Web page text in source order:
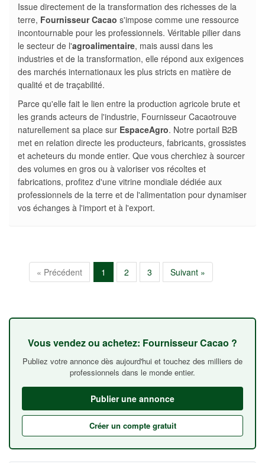
Issue directement de la transformation des richesses de la
terre, Fournisseur Cacao s'impose comme une ressource
incontournable pour les professionnels. Véritable pilier dans
le secteur de l'agroalimentaire, mais aussi dans les
industries et de la transformation, elle répond aux exigences
des marchés internationaux les plus stricts en matière de
qualité et de traçabilité.
Parce qu'elle fait le lien entre la production agricole brute et
les grands acteurs de l'industrie, Fournisseur Cacaotrouve
naturellement sa place sur EspaceAgro. Notre portail B2B
met en relation directe les producteurs, fabricants, grossistes
et acheteurs du monde entier. Que vous cherchiez à sourcer
des volumes en gros ou à valoriser vos récoltes et
fabrications, profitez d'une vitrine mondiale dédiée aux
professionnels de la terre et de l'alimentation pour dynamiser
vos échanges à l'import et à l'export.
« Précédent 1 2 3 Suivant »
Vous vendez ou achetez: Fournisseur Cacao ?
Publiez votre annonce dès aujourd'hui et touchez des milliers de
professionnels dans le monde entier.
Publier une annonce
Créer un compte gratuit